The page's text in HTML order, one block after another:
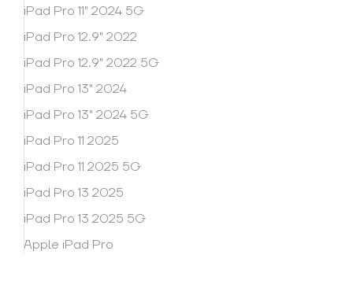
iPad Pro 11" 2024 5G
iPad Pro 12.9" 2022
iPad Pro 12.9" 2022 5G
iPad Pro 13" 2024
iPad Pro 13" 2024 5G
iPad Pro 11 2025
iPad Pro 11 2025 5G
iPad Pro 13 2025
iPad Pro 13 2025 5G
Apple iPad Pro